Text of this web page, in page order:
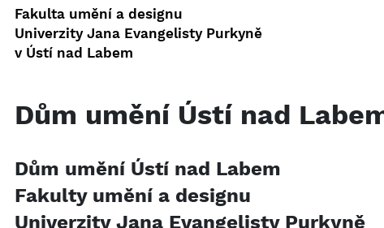
Fakulta umění a designu
Univerzity Jana Evangelisty Purkyně
v Ústí nad Labem
Dům umění Ústí nad
Dům umění Ústí nad Labem
Fakulty umění a designu
Univerzity Jana Evangelisty Purkyně